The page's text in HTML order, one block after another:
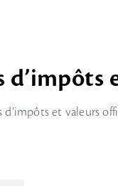
d’impôts
d’impôts et valeurs